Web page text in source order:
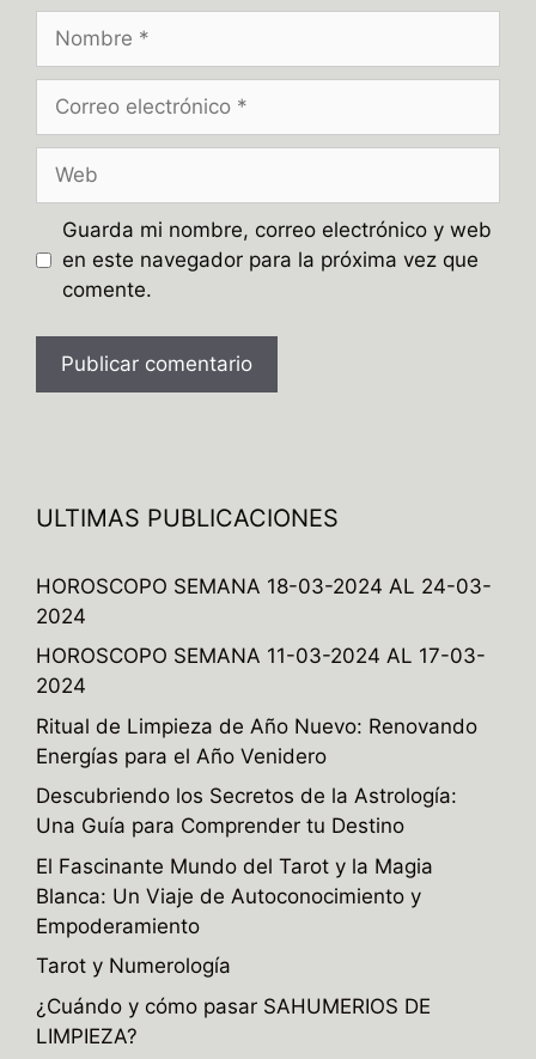
Nombre
Correo
Web
Guarda mi nombre, correo electrónico y web
en este navegador para la próxima vez que
comente.
e
a
t
i
v
e
:
ULTIMAS PUBLICACIONES
HOROSCOPO SEMANA 18-03-2024 AL 24-03-
2024
HOROSCOPO SEMANA 11-03-2024 AL 17-03-
2024
Ritual de Limpieza de Año Nuevo: Renovando
Energías para el Año Venidero
Descubriendo los Secretos de la Astrología:
Una Guía para Comprender tu Destino
El Fascinante Mundo del Tarot y la Magia
Blanca: Un Viaje de Autoconocimiento y
Empoderamiento
Tarot y Numerología
¿Cuándo y cómo pasar SAHUMERIOS DE
LIMPIEZA?